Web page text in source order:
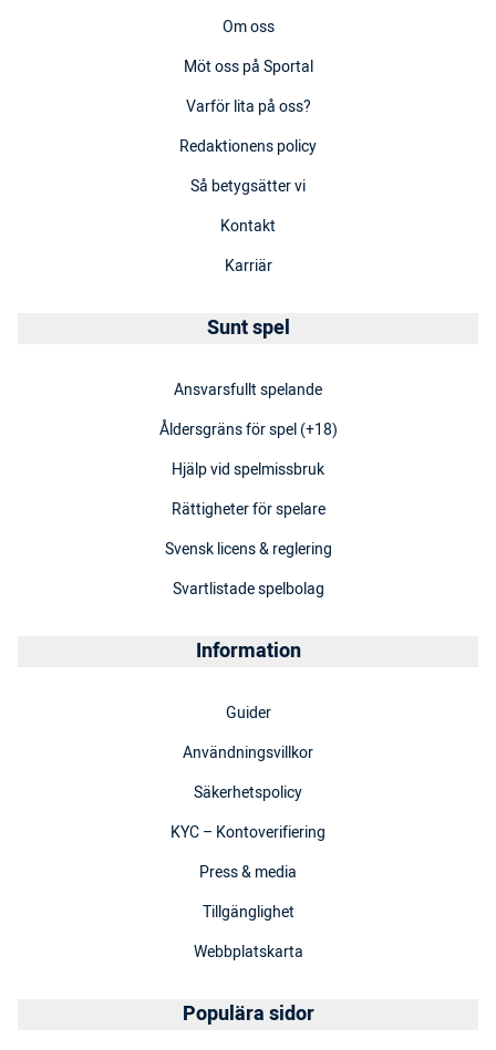
Om oss
Möt oss på Sportal
Varför lita på oss?
Redaktionens policy
Så betygsätter vi
Kontakt
Karriär
Sunt spel
Ansvarsfullt spelande
Åldersgräns för spel (+18)
Hjälp vid spelmissbruk
Rättigheter för spelare
Svensk licens & reglering
Svartlistade spelbolag
Information
Guider
Användningsvillkor
Säkerhetspolicy
KYC – Kontoverifiering
Press & media
Tillgänglighet
Webbplatskarta
Populära sidor